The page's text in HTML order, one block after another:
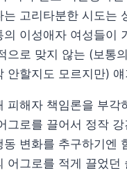
는 고리타분한 시도는
의 이성애자 여성들이
으로 맞지 않는 (보통
안할지도 모르지만)
피해자 책임론을 부각
그로를 끌어서 정작
동 변화를 추구하기엔
어그로를 적게 끌었던